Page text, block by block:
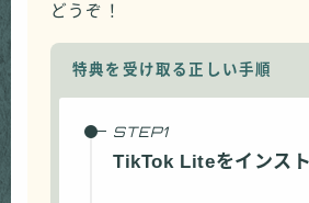
どうぞ！
特典を受け取る正しい手順
TikTok Liteをインス